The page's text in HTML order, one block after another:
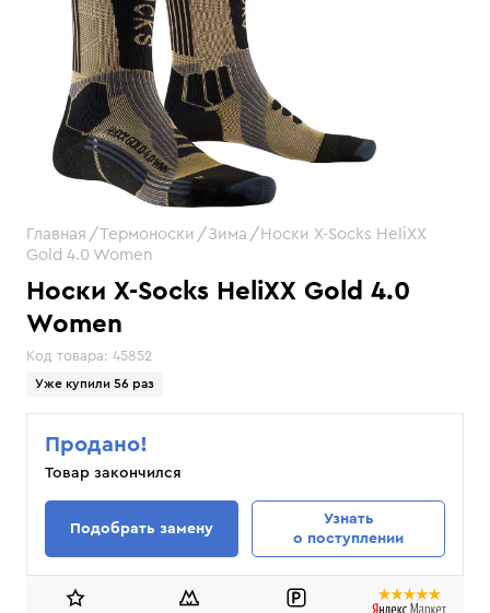
Носки X-Socks HeliXX Gold 4.0
Women
Код товара: 45852
Уже купили 56 раз
Главная Термоноски Зима
Носки X-Socks HeliXX
Gold 4.0 Women
Продано!
Товар закончился
Подобрать замену
Узнать
о поступлении